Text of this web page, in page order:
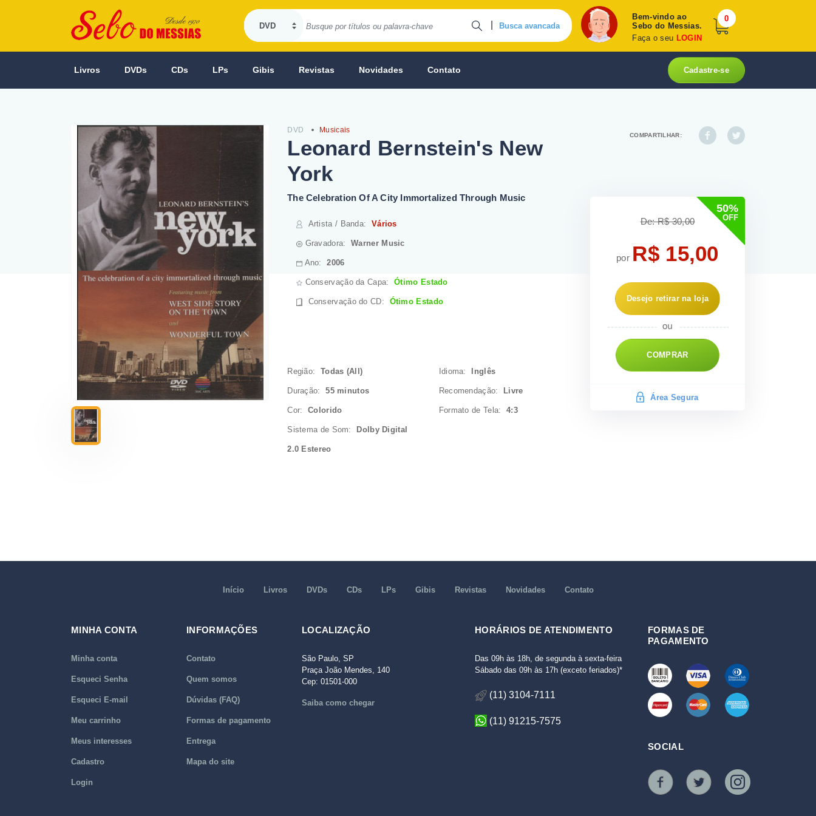
Busca avancada
Bem-vindo ao
Sebo do Messias.
Faça o seu LOGIN
0
Livros DVDs CDs LPs Gibis Revistas Novidades Contato Cadastre-se
DVD Musicais
Leonard Bernstein's New
York
The Celebration Of A City Immortalized Through Music
Artista / Banda: Vários
Gravadora:Warner Music
Ano:2006
Conservação da Capa:Ótimo Estado
Conservação do CD: Ótimo Estado
Região: Todas (All) Idioma: Inglês
Duração:55 minutos Recomendação: Livre
Cor:Colorido Formato de Tela:4:3
Sistema de Som: Dolby Digital
2.0 Estereo
COMPARTILHAR:
50%
OFF
De: R$ 30,00
por R$ 15,00
Desejo retirar na loja
COMPRAR
Área Segura
Início Livros DVDs CDs LPs Gibis Revistas Novidades Contato
MINHA CONTA
Minha conta
Esqueci Senha
Esqueci E-mail
Meu carrinho
Meus interesses
Cadastro
Login
INFORMAÇÕES
Contato
Quem somos
Dúvidas (FAQ)
Formas de pagamento
Entrega
Mapa do site
LOCALIZAÇÃO
São Paulo, SP
Praça João Mendes, 140
Cep: 01501-000
Saiba como chegar
HORÁRIOS DE ATENDIMENTO
Das 09h às 18h, de segunda à sexta-feira
Sábado das 09h às 17h (exceto feriados)*
(11) 3104-7111
(11) 91215-7575
FORMAS DE
PAGAMENTO
SOCIAL